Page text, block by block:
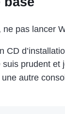
pas lancer
CD
prudent et
autre